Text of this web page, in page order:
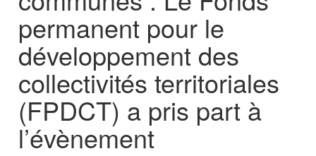
permanent pour le
développement des
collectivités territoriales
(FPDCT) a pris part à
l’évènement